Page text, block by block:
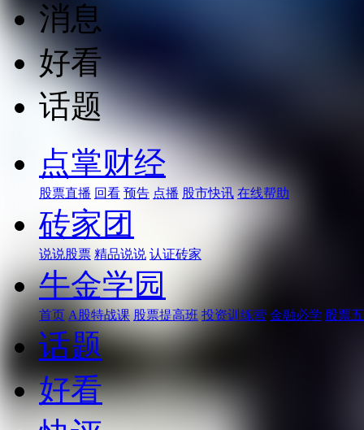
消息
好看
话题
点掌财经
股票直播 回看 预告 点播 股市快讯 在线帮助
砖家团
说说股票 精品说说 认证砖家
牛金学园
首页 A股特战课 股票提高班 投资训练营 金融必学 股票
话题
好看